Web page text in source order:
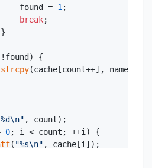
found =
1
break
strcpy
0
( "%s\n"